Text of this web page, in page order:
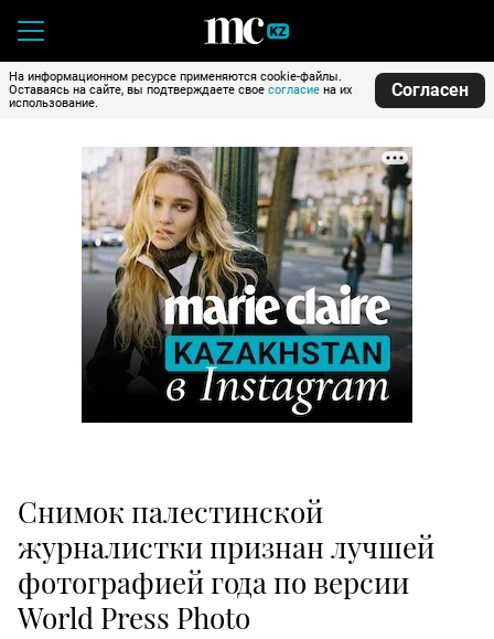
На информационном ресурсе применяются cookie-файлы.
Оставаясь на сайте, вы подтверждаете свое согласие на их
использование.
Согласен
Снимок палестинской
журналистки признан лучшей
фотографией года по версии
World Press Photo